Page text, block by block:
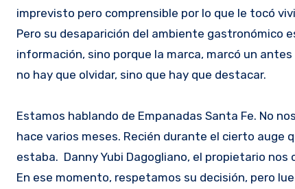
imprevisto pero comprensible por lo que le tocó
Pero su desaparición del ambiente gastronómico
información, sino porque la marca, marcó un
no hay que olvidar, sino que hay que destacar.
Estamos hablando de Empanadas Santa Fe. No
hace varios meses. Recién durante el cierto auge
estaba. Danny Yubi Dagogliano, el propietario
En ese momento, respetamos su decisión, pero